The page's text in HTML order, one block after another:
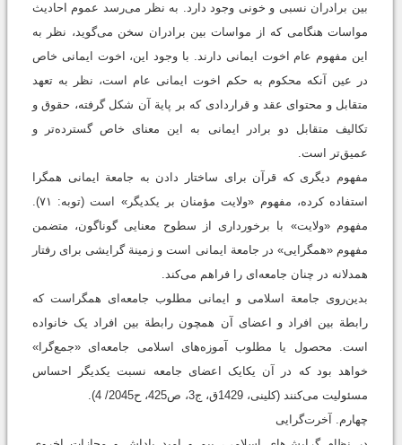
بین برادران نسبی و خونی وجود دارد. به نظر می‌رسد عموم احادیث
مواسات هنگامی که از مواسات بین برادران سخن می‌گوید، نظر به
این مفهوم عام اخوت ایمانی دارند. با وجود این، اخوت ایمانی خاص
در عین آنکه محکوم به حکم اخوت ایمانی عام است،‌ نظر به تعهد
متقابل و محتوای عقد و قراردادی که بر پایة آن شکل گرفته، حقوق و
تکالیف متقابل دو برادر ایمانی به این معنای خاص گسترده‌تر و
عمیق‌تر است.
مفهوم دیگری که قرآن برای ساختار دادن به جامعة‌ ایمانی همگرا
استفاده کرده، مفهوم «ولایت مؤمنان بر یکدیگر» است (توبه: ۷۱).
مفهوم «ولایت» با برخورداری از سطوح معنایی گوناگون، متضمن
مفهوم «همگرایی» در جامعة ایمانی است و زمینة گرایشی برای رفتار
همدلانه در چنان جامعه‌ای را فراهم می‌کند.
بدین‌روی جامعة اسلامی و ایمانی مطلوب جامعه‌‌ای همگراست که
رابطة بین افراد و اعضای آن همچون رابطة بین افراد یک خانواده
است. محصول یا مطلوب آموزه‌های اسلامی جامعه‌ای «جمع‌گرا»
خواهد بود که در آن یکایک اعضای جامعه نسبت یکدیگر احساس
مسئولیت می‌کنند ‏(کلینی، 1429ق، ج3، ص425، ح2045/ 4).
چهارم. آخرت‌گرايی